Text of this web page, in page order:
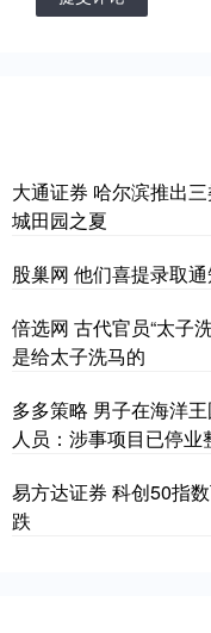
大通证券 哈尔滨推出
城田园之夏
股巢网 他们喜提录取
倍选网 古代官员“太子
是给太子洗马的
多多策略 男子在海洋
人员：涉事项目已停业
易方达证券 科创50指
跌